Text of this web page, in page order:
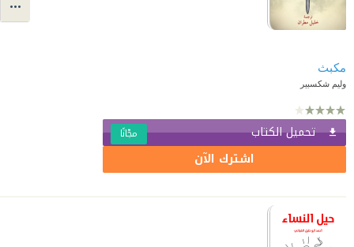
مكبث
وليم شكسبير
تحميل الكتاب مجّانًا
اشترك الآن